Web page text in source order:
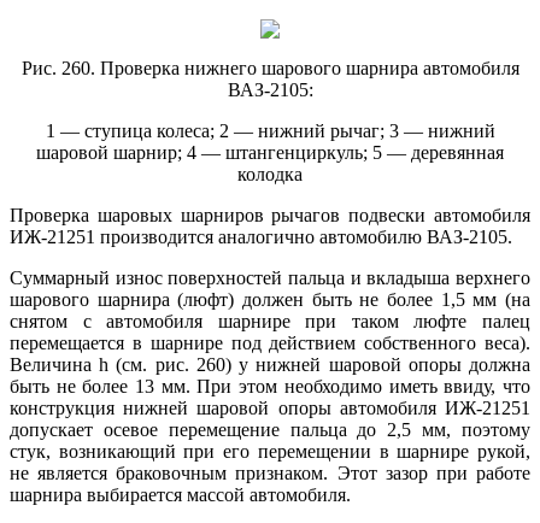
Рис. 260. Проверка нижнего шарового шарнира автомобиля
ВАЗ-2105:
1 — ступица колеса; 2 — нижний рычаг; 3 — нижний
шаровой шарнир; 4 — штангенциркуль; 5 — деревянная
колодка
Проверка шаровых шарниров рычагов подвески автомобиля
ИЖ-21251 производится аналогично автомобилю ВАЗ-2105.
Суммарный износ поверхностей пальца и вкладыша верхнего
шарового шарнира (люфт) должен быть не более 1,5 мм (на
снятом с автомобиля шарнире при таком люфте палец
перемещается в шарнире под действием собственного веса).
Величина h (см. рис. 260) у нижней шаровой опоры должна
быть не более 13 мм. При этом необходимо иметь ввиду, что
конструкция нижней шаровой опоры автомобиля ИЖ-21251
допускает осевое перемещение пальца до 2,5 мм, поэтому
стук, возникающий при его перемещении в шарнире рукой,
не является браковочным признаком. Этот зазор при работе
шарнира выбирается массой автомобиля.